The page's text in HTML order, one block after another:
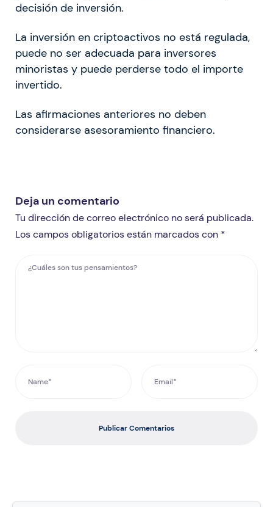
decisión de inversión.
La inversión en criptoactivos no está regulada,
puede no ser adecuada para inversores
minoristas y puede perderse todo el importe
invertido.
Las afirmaciones anteriores no deben
considerarse asesoramiento financiero.
Deja un comentario
Tu dirección de correo electrónico no será publicada.
Los campos obligatorios están marcados con *
Publicar Comentarios